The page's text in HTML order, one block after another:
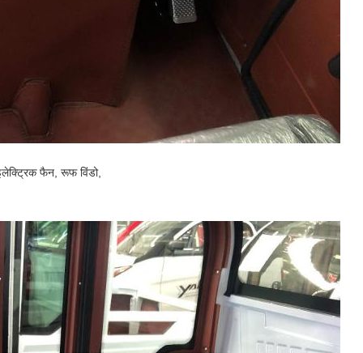
फैन, रूफ विंडो,